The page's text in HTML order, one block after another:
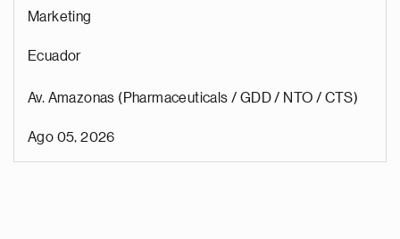
Marketing
Ecuador
Av. Amazonas (Pharmaceuticals / GDD / NTO / CTS)
Ago 05, 2026